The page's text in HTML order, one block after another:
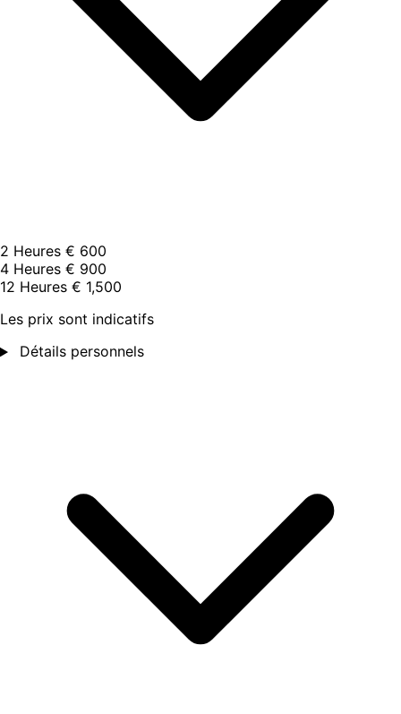
2 Heures € 600
4 Heures € 900
12 Heures € 1,500
Les prix sont indicatifs
Détails personnels